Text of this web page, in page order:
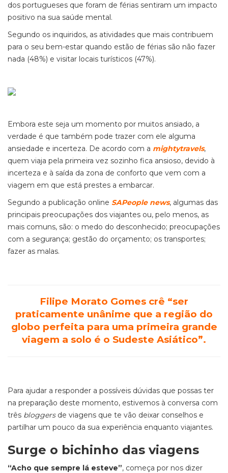
dos portugueses que foram de férias sentiram um impacto
positivo na sua saúde mental.
Segundo os inquiridos, as atividades que mais contribuem
para o seu bem-estar quando estão de férias são não fazer
nada (48%) e visitar locais turísticos (47%).
Embora este seja um momento por muitos ansiado, a
verdade é que também pode trazer com ele alguma
ansiedade e incerteza. De acordo com a mightytravels,
quem viaja pela primeira vez sozinho fica ansioso, devido à
incerteza e à saída da zona de conforto que vem com a
viagem em que está prestes a embarcar.
Segundo a publicação online SAPeople news, algumas das
principais preocupações dos viajantes ou, pelo menos, as
mais comuns, são: o medo do desconhecido; preocupações
com a segurança; gestão do orçamento; os transportes;
fazer as malas.
Filipe Morato Gomes crê “ser
praticamente unânime que a região do
globo perfeita para uma primeira grande
viagem a solo é o Sudeste Asiático”.
Para ajudar a responder a possíveis dúvidas que possas ter
na preparação deste momento, estivemos à conversa com
três bloggersde viagens que te vão deixar conselhos e
partilhar um pouco da sua experiência enquanto viajantes.
Surge o bichinho das viagens
“Acho que sempre lá esteve”, começa por nos dizer